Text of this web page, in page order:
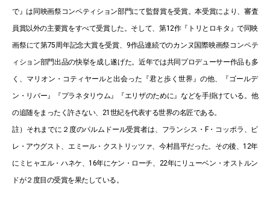
で』は同映画祭コンペティション部門にて監督賞を受賞。本受賞により、審査
員賞以外の主要賞をすべて受賞した。そして、第12作『トリとロキタ』で同映
画祭にて第75周年記念大賞を受賞、9作品連続でのカンヌ国際映画祭コンペテ
ィション部門出品の快挙を成し遂げた。近年では共同プロデューサー作品も多
く、マリオン・コティヤールと出会った『君と歩く世界』の他、『ゴールデ
ン・リバー』『プラネタリウム』『エリザのために』などを手掛けている。他
の追随をまったく許さない、21世紀を代表する世界の名匠である。
註）それまでに２度のパルムドール受賞者は、フランシス・F・コッポラ、ビ
レ・アウグスト、エミール・クストリッツァ、今村昌平だった。その後、12年
にミヒャエル・ハネケ、16年にケン・ローチ、22年にリューベン・オストルン
ドが２度目の受賞を果たしている。